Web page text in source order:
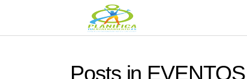
Posts in EVENTOS